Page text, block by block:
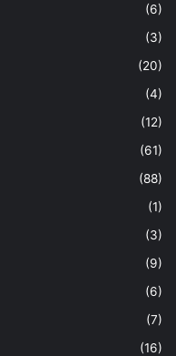
(6)
(3)
(20)
(4)
(12)
(61)
(88)
(1)
(3)
(9)
(6)
(7)
(16)